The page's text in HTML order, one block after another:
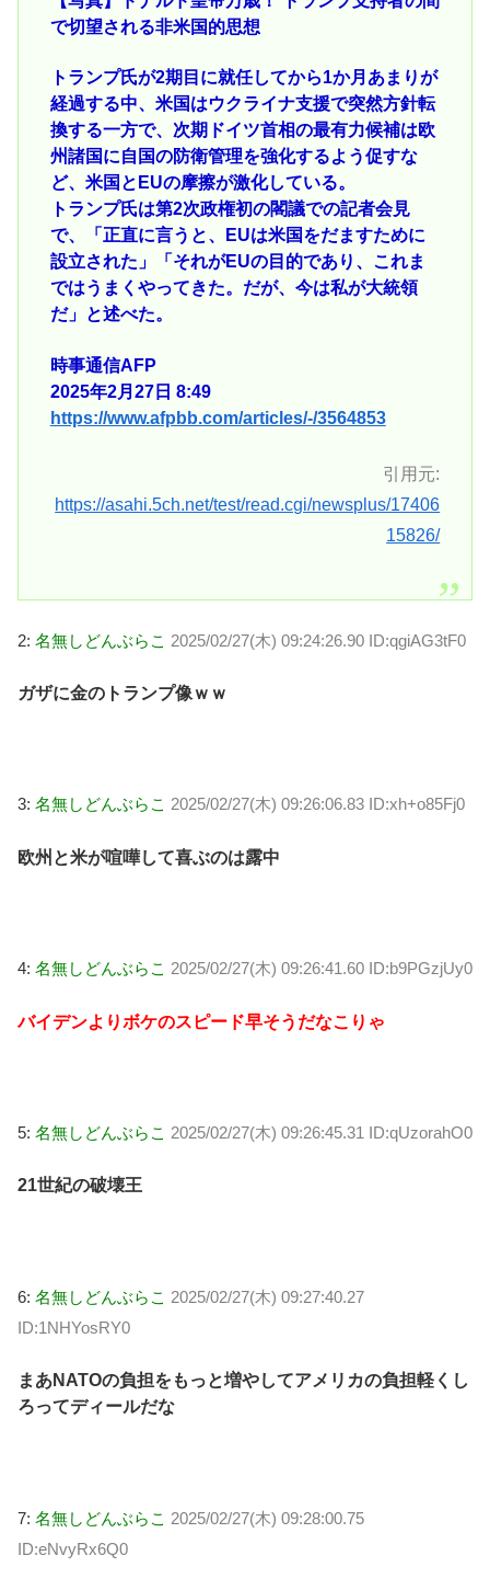
で切望される非米国的思想
トランプ氏が2期目に就任してから1か月あまりが
経過する中、米国はウクライナ支援で突然方針転
換する一方で、次期ドイツ首相の最有力候補は欧
州諸国に自国の防衛管理を強化するよう促すな
ど、米国とEUの摩擦が激化している。
トランプ氏は第2次政権初の閣議での記者会見
で、「正直に言うと、EUは米国をだますために
設立された」「それがEUの目的であり、これま
ではうまくやってきた。だが、今は私が大統領
だ」と述べた。
時事通信AFP
2025年2月27日 8:49
https://www.afpbb.com/articles/-/3564853
引用元:
https://asahi.5ch.net/test/read.cgi/newsplus/17406
15826/
2: 名無しどんぶらこ 2025/02/27(木) 09:24:26.90 ID:qgiAG3tF0
ガザに金のトランプ像ｗｗ
3: 名無しどんぶらこ 2025/02/27(木) 09:26:06.83 ID:xh+o85Fj0
欧州と米が喧嘩して喜ぶのは露中
4: 名無しどんぶらこ 2025/02/27(木) 09:26:41.60 ID:b9PGzjUy0
バイデンよりボケのスピード早そうだなこりゃ
5: 名無しどんぶらこ 2025/02/27(木) 09:26:45.31 ID:qUzorahO0
21世紀の破壊王
6: 名無しどんぶらこ 2025/02/27(木) 09:27:40.27
ID:1NHYosRY0
まあNATOの負担をもっと増やしてアメリカの負担軽くし
ろってディールだな
7: 名無しどんぶらこ 2025/02/27(木) 09:28:00.75
ID:eNvyRx6Q0